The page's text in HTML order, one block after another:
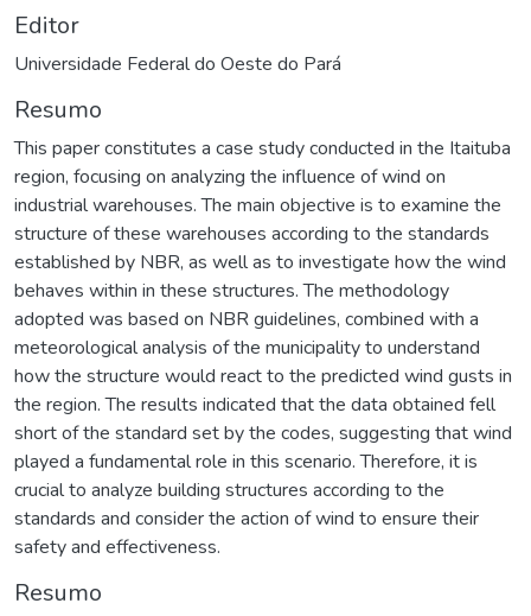
Editor
Universidade Federal do Oeste do Pará
Resumo
This paper constitutes a case study conducted in the Itaituba
region, focusing on analyzing the influence of wind on
industrial warehouses. The main objective is to examine the
structure of these warehouses according to the standards
established by NBR, as well as to investigate how the wind
behaves within in these structures. The methodology
adopted was based on NBR guidelines, combined with a
meteorological analysis of the municipality to understand
how the structure would react to the predicted wind gusts in
the region. The results indicated that the data obtained fell
short of the standard set by the codes, suggesting that wind
played a fundamental role in this scenario. Therefore, it is
crucial to analyze building structures according to the
standards and consider the action of wind to ensure their
safety and effectiveness.
Resumo